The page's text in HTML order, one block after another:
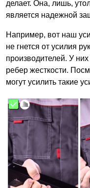
делает. Она, лишь,
является надежной
Например, вот наш
не гнется от усилия
производителей. У
ребер жесткости.
могут усилить такие